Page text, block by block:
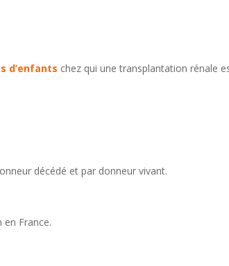
d’enfants chez qui une transplantation rénale
décédé et par donneur vivant.
en France.